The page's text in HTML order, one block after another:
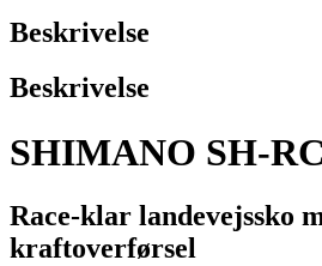
Beskrivelse
Beskrivelse
SHIMANO SH-
Race-klar landevejssko
kraftoverførsel